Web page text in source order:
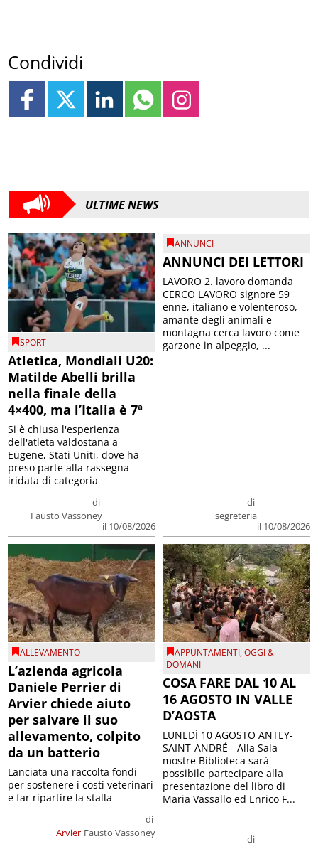
Condividi
ULTIME NEWS
SPORT
Atletica, Mondiali U20:
Matilde Abelli brilla
nella finale della
4×400, ma l’Italia è 7ª
di
Fausto Vassoney
il 10/08/2026
Si è chiusa l'esperienza
dell'atleta valdostana a
Eugene, Stati Uniti, dove ha
preso parte alla rassegna
iridata di categoria
ANNUNCI
ANNUNCI DEI LETTORI
di
segreteria
il 10/08/2026
LAVORO 2. lavoro domanda
CERCO LAVORO signore 59
enne, italiano e volenteroso,
amante degli animali e
montagna cerca lavoro come
garzone in alpeggio, ...
ALLEVAMENTO
L’azienda agricola
Daniele Perrier di
Arvier chiede aiuto
per salvare il suo
allevamento, colpito
da un batterio
Arvier
di
Fausto Vassoney
Lanciata una raccolta fondi
per sostenere i costi veterinari
e far ripartire la stalla
APPUNTAMENTI,OGGI &
DOMANI
COSA FARE DAL 10 AL
16 AGOSTO IN VALLE
D’AOSTA
di
LUNEDÌ 10 AGOSTO ANTEY-
SAINT-ANDRÉ - Alla Sala
mostre Biblioteca sarà
possibile partecipare alla
presentazione del libro di
Maria Vassallo ed Enrico F...